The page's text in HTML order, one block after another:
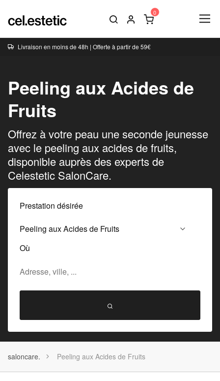
Livraison en moins de 48h | Offerte à partir de 59€
Peeling aux Acides de
Fruits
Offrez à votre peau une seconde jeunesse
avec le peeling aux acides de fruits,
disponible auprès des experts de
Celestetic SalonCare.
Prestation désirée
Où
saloncare. Peeling aux Acides de Fruits